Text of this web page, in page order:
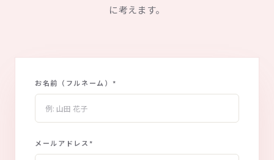
に考えます。
お名前（フルネーム） *
メールアドレス*